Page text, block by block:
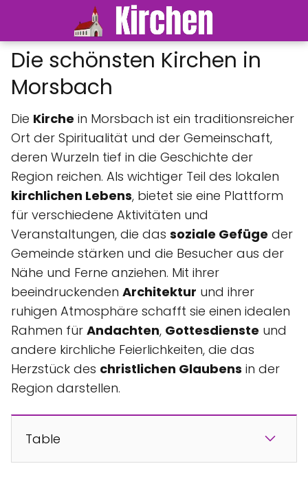
Die schönsten Kirchen in
Morsbach
Die Kirche in Morsbach ist ein traditionsreicher
Ort der Spiritualität und der Gemeinschaft,
deren Wurzeln tief in die Geschichte der
Region reichen. Als wichtiger Teil des lokalen
kirchlichen Lebens, bietet sie eine Plattform
für verschiedene Aktivitäten und
Veranstaltungen, die das soziale Gefüge der
Gemeinde stärken und die Besucher aus der
Nähe und Ferne anziehen. Mit ihrer
beeindruckenden Architektur und ihrer
ruhigen Atmosphäre schafft sie einen idealen
Rahmen für Andachten, Gottesdienste und
andere kirchliche Feierlichkeiten, die das
Herzstück des christlichen Glaubens in der
Region darstellen.
Table